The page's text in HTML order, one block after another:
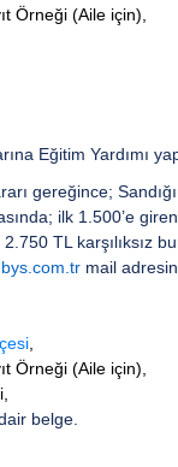
Örneği (Aile için),
Eğitim Yardımı
gereğince;
ilk 1.500’e
TL karşılıksız
mail
Örneği (Aile için),
belge.